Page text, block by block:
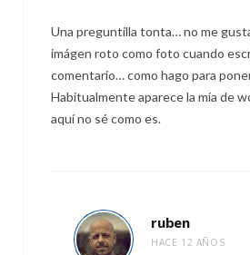
Una preguntilla tonta… no me
imágen roto como foto cuando
comentario… como hago para
Habitualmente aparece la mía de
aquí no sé como es.
ruben
HACE 12 AÑOS